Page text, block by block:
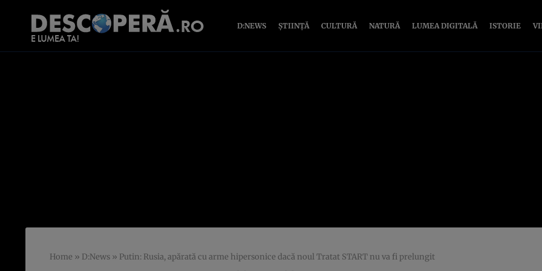
D:NEWS ȘTIINȚĂ CULTURĂ NATURĂ LUMEA DIGITALĂ ISTORIE
Home » D:News » Putin: Rusia, apărată cu arme hipersonice dacă noul Tratat START nu va fi prelungit